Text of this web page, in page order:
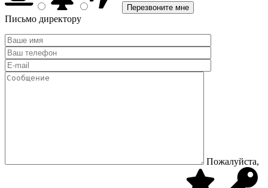
Письмо директору
Пожалуйста,